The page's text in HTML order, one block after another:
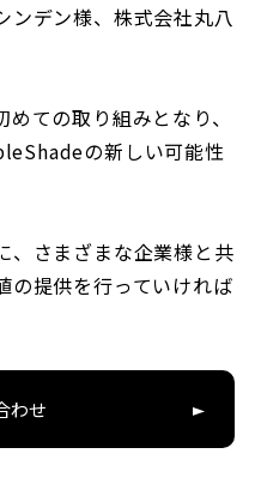
ンデン様、株式会社丸八
ての取り組みとなり、
の新しい可能性
、さまざまな企業様と共
の提供を行っていければ
わせ